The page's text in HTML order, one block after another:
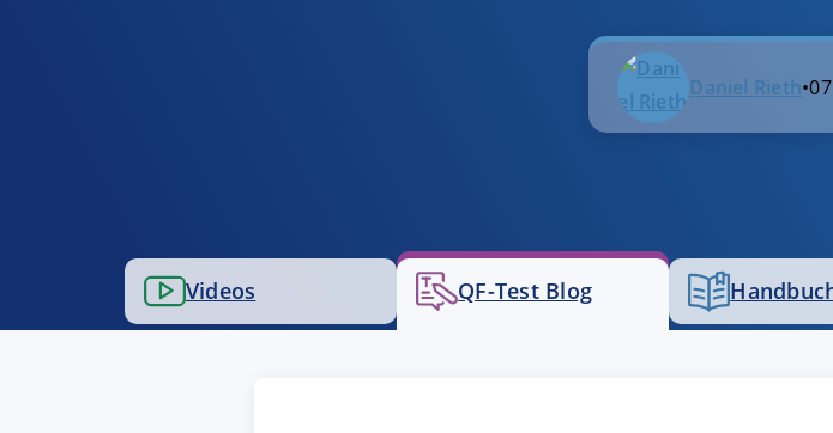
Daniel Rieth•
Videos QF-Test Blog
AKZEPTIEREN